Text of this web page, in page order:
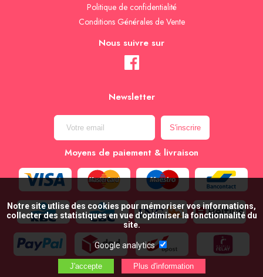
Politique de confidentialité
Conditions Générales de Vente
Nous suivre sur
Newsletter
Moyens de paiement & livraison
Notre site utlise des cookies pour mémoriser vos informations,
collecter des statistiques en vue d’optimiser la fonctionnalité du
site.
Google analytics